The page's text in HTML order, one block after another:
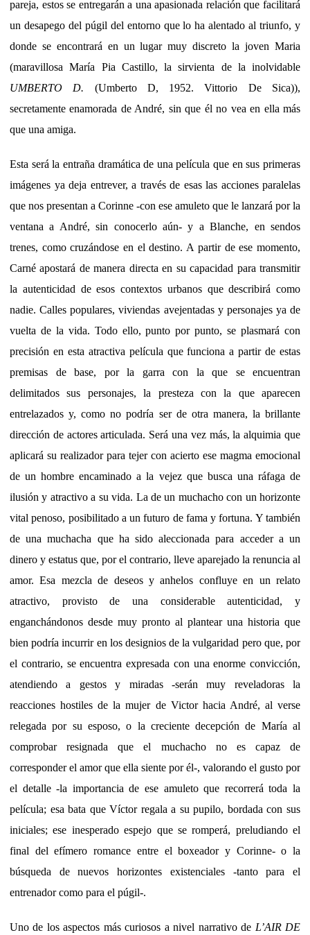
pareja, estos se entregarán a una apasionada relación que facilitará
un desapego del púgil del entorno que lo ha alentado al triunfo, y
donde se encontrará en un lugar muy discreto la joven Maria
(maravillosa María Pia Castillo, la sirvienta de la inolvidable
UMBERTO D. (Umberto D, 1952. Vittorio De Sica)),
secretamente enamorada de André, sin que él no vea en ella más
que una amiga.
Esta será la entraña dramática de una película que en sus primeras
imágenes ya deja entrever, a través de esas las acciones paralelas
que nos presentan a Corinne -con ese amuleto que le lanzará por la
ventana a André, sin conocerlo aún- y a Blanche, en sendos
trenes, como cruzándose en el destino. A partir de ese momento,
Carné apostará de manera directa en su capacidad para transmitir
la autenticidad de esos contextos urbanos que describirá como
nadie. Calles populares, viviendas avejentadas y personajes ya de
vuelta de la vida. Todo ello, punto por punto, se plasmará con
precisión en esta atractiva película que funciona a partir de estas
premisas de base, por la garra con la que se encuentran
delimitados sus personajes, la presteza con la que aparecen
entrelazados y, como no podría ser de otra manera, la brillante
dirección de actores articulada. Será una vez más, la alquimia que
aplicará su realizador para tejer con acierto ese magma emocional
de un hombre encaminado a la vejez que busca una ráfaga de
ilusión y atractivo a su vida. La de un muchacho con un horizonte
vital penoso, posibilitado a un futuro de fama y fortuna. Y también
de una muchacha que ha sido aleccionada para acceder a un
dinero y estatus que, por el contrario, lleve aparejado la renuncia al
amor. Esa mezcla de deseos y anhelos confluye en un relato
atractivo, provisto de una considerable autenticidad, y
enganchándonos desde muy pronto al plantear una historia que
bien podría incurrir en los designios de la vulgaridad pero que, por
el contrario, se encuentra expresada con una enorme convicción,
atendiendo a gestos y miradas -serán muy reveladoras la
reacciones hostiles de la mujer de Victor hacia André, al verse
relegada por su esposo, o la creciente decepción de María al
comprobar resignada que el muchacho no es capaz de
corresponder el amor que ella siente por él-, valorando el gusto por
el detalle -la importancia de ese amuleto que recorrerá toda la
película; esa bata que Víctor regala a su pupilo, bordada con sus
iniciales; ese inesperado espejo que se romperá, preludiando el
final del efímero romance entre el boxeador y Corinne- o la
búsqueda de nuevos horizontes existenciales -tanto para el
entrenador como para el púgil-.
Uno de los aspectos más curiosos a nivel narrativo de L’AIR DE